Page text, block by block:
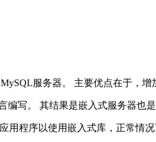
服务器。 主要优点在于，增
写。 其结果是嵌入式服务器也
程序以使用嵌入式库，正常情